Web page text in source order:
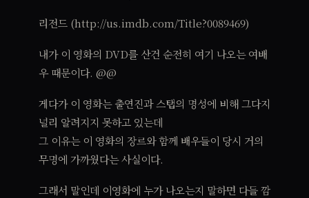
리전드 (http://us.imdb.com/Title?0089469)
내가 이 영화의 DVD를 산건 순전히 여기 나오는 여배
우 때문이다. @@
게다가 이 영화는 출연진과 스탭의 명성에 비해 그다지
널리 알려지지 못하고 있는데
그 이유는 이 영화의 장르와 함께 배우들이 당시 거의
무명에 가까웠다는 사실이다.
그래서 말인데 이영화에 누가 나오는지 말하면 다들 깜